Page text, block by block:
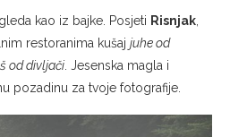
kao iz bajke. Posjeti Risnjak
restoranima kušaj juhe od
od divljači . Jesenska magla i
pozadinu za tvoje fotografije.